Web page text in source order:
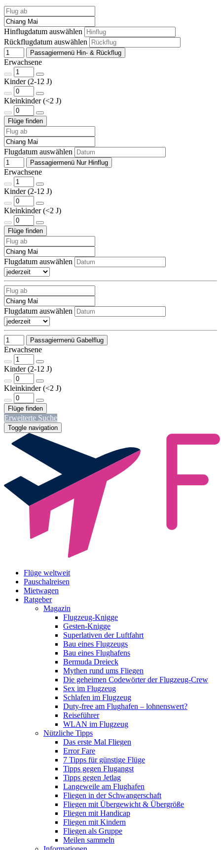
Hinflugdatum auswählen
Rückflugdatum auswählen
Passagiermenü Hin- & Rückflug
Erwachsene
Kinder (2-12 J)
Kleinkinder (<2 J)
Flugdatum auswählen
Passagiermenü Nur Hinflug
Erwachsene
Kinder (2-12 J)
Kleinkinder (<2 J)
Flugdatum auswählen
Flugdatum auswählen
Passagiermenü Gabelflug
Erwachsene
Kinder (2-12 J)
Kleinkinder (<2 J)
Erweiterte Suche
Toggle navigation
Flüge weltweit
Pauschalreisen
Mietwagen
Ratgeber
Magazin
Flugzeug-Knigge
Gesten-Knigge
Superlativen der Luftfahrt
Bau eines Flugzeugs
Bau eines Flughafens
Bermuda Dreieck
Mythen rund ums Fliegen
Die geheimen Codewörter der Flugzeug-Crew
Sex im Flugzeug
Schlafen im Flugzeug
Duty-free am Flughafen – lohnenswert?
Reiseführer
WLAN im Flugzeug
Nützliche Tipps
Das erste Mal Fliegen
Error Fare
7 Tipps für günstige Flüge
Tipps gegen Flugangst
Tipps gegen Jetlag
Langeweile am Flughafen
Fliegen in der Schwangerschaft
Fliegen mit Übergewicht & Übergröße
Fliegen mit Handicap
Fliegen mit Kindern
Fliegen als Gruppe
Meilen sammeln